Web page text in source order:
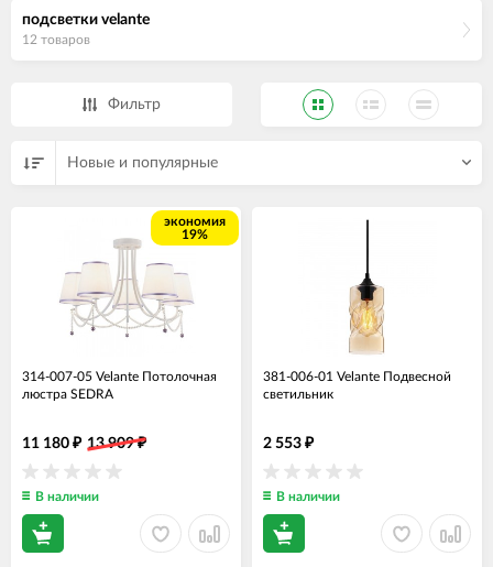
подсветки velante
12 товаров
Фильтр
Новые и популярные
экономия
19%
314-007-05 Velante Потолочная
люстра SEDRA
11 180 ₽ 13 909₽
В наличии
381-006-01 Velante Подвесной
светильник
2 553 ₽
В наличии